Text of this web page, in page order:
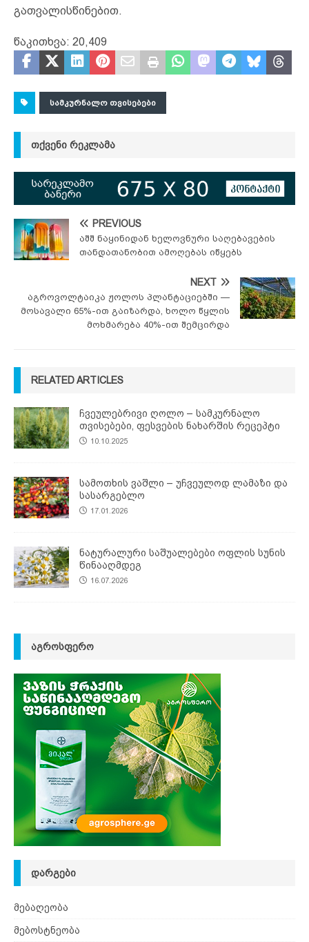
გათვალისწინებით.
წაკითხვა: 20,409
ᲡᲐᲛᲙᲣᲠᲜᲐᲚᲝ ᲗᲕᲘᲡᲔᲑᲔᲑᲘ
ᲗᲥᲕᲔᲜᲘ ᲠᲔᲙᲚᲐᲛᲐ
PREVIOUS
აშშ ნაყინიდან ხელოვნური საღებავების
თანდათანობით ამოღებას იწყებს
NEXT
აგროვოლტაიკა ჟოლოს პლანტაციებში —
მოსავალი 65%-ით გაიზარდა, ხოლო წყლის
მოხმარება 40%-ით შემცირდა
RELATED ARTICLES
ჩვეულებრივი ღოლო – სამკურნალო
თვისებები, ფესვების ნახარშის რეცეპტი
10.10.2025
სამოთხის ვაშლი – უჩვეულოდ ლამაზი და
სასარგებლო
17.01.2026
ნატურალური საშუალებები ოფლის სუნის
წინააღმდეგ
16.07.2026
ᲐᲒᲠᲝᲡᲤᲔᲠᲝ
ᲓᲐᲠᲒᲔᲑᲘ
მებაღეობა
მებოსტნეობა